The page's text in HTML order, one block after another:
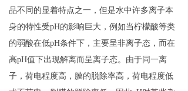
品不同的显着特点之一，但是水中许多离子本
身的特性受pH的影响巨大，例如当柠檬酸等类
的弱酸在低pH条件下，主要呈非离子态，而在
高pH值下出现解离而呈离子态。由于同一离
子，荷电程度高，膜的脱除率高，荷电程度低